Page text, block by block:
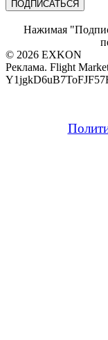
Нажимая
© 2026 EXKON
Реклама. Flight